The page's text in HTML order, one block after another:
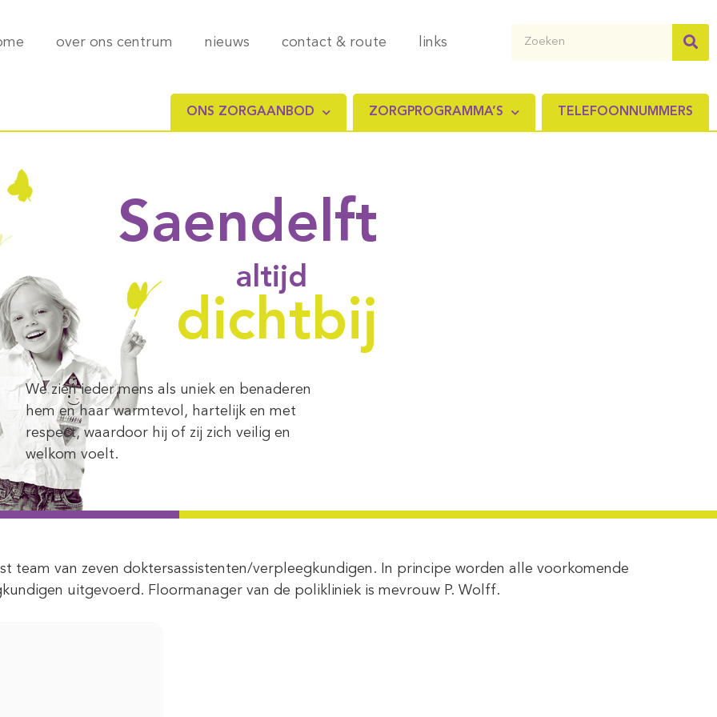
over ons centrum nieuws contact & route links
ONS ZORGAANBOD ZORGPROGRAMMA’S TELEFOONNUMMERS
Saendelft
altijd
dichtbij
We zien ieder mens als uniek en benaderen
hem en haar warmtevol, hartelijk en met
respect, waardoor hij of zij zich veilig en
welkom voelt.
team van zeven doktersassistenten/verpleegkundigen. In principe worden alle voorkomende
uitgevoerd. Floormanager van de polikliniek is mevrouw P. Wolff.